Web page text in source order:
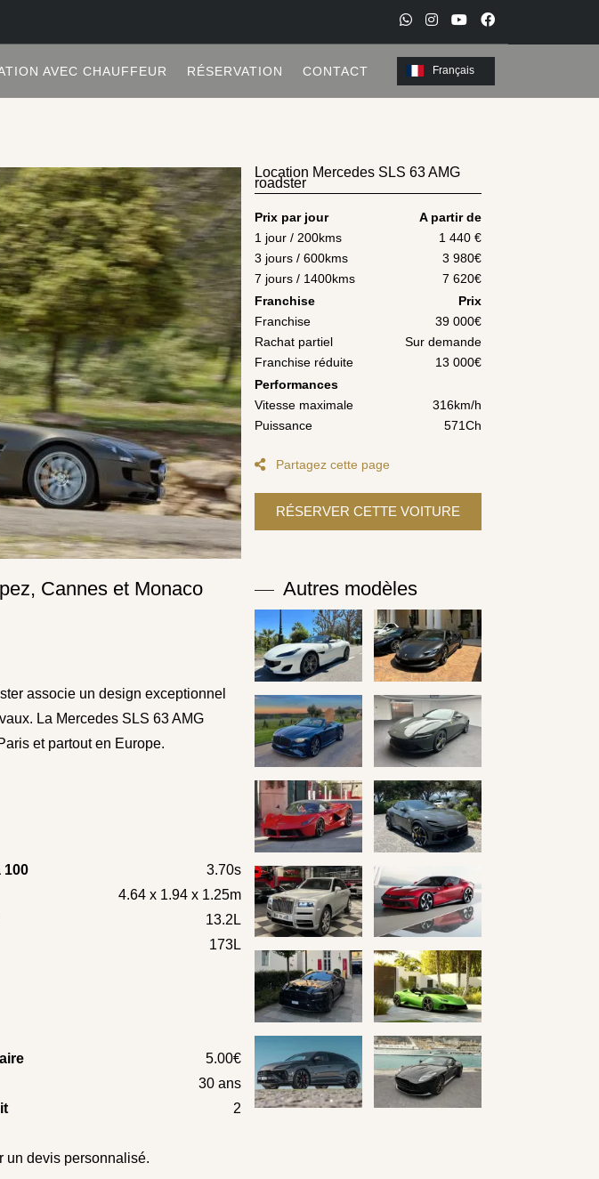
h
n
m
o
a
AVEC CHAUFFEUR RÉSERVATION CONTACT Français
Location Mercedes SLS 63 AMG
roadster
Prix par jour
A partir de
1 jour / 200kms
1 440 €
3 jours / 600kms
3 980€
7 jours / 1400kms
7 620€
Franchise
Prix
Franchise
39 000€
Rachat partiel
Sur demande
Franchise réduite
13 000€
Performances
Vitesse maximale
316km/h
Puissance
571Ch
Partagez cette page
Cannes et Monaco
associe un design exceptionnel
La Mercedes SLS 63 AMG
et partout en Europe.
100
3.70s
4.64 x 1.94 x 1.25m
13.2L
173L
5.00€
30 ans
2
un devis personnalisé.
Autres modèles